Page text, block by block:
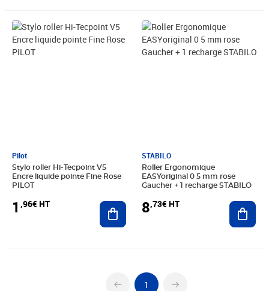
Pilot
Stylo roller Hi-Tecpoint V5
Encre liquide pointe Fine Rose
PILOT
1 ,96€ HT
Prix 1,96€ HT
Ajouter au panier
STABILO
Roller Ergonomique
EASYoriginal 0 5 mm rose
Gaucher + 1 recharge STABILO
8,73€ HT
Prix 8,73€ HT
1